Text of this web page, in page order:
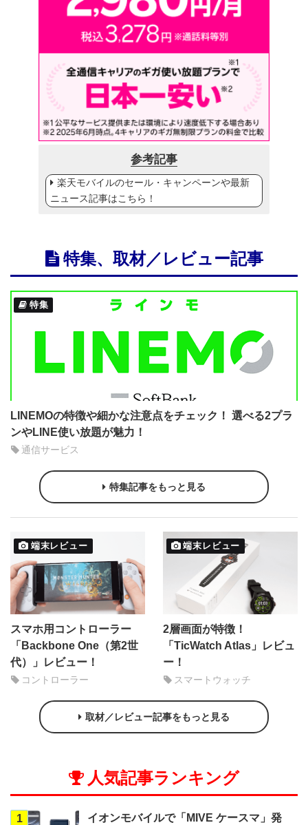
参考記事
楽天モバイルのセール・キャンペーンや最新
ニュース記事はこちら！
特集、取材／レビュー記事
特集
LINEMOの特徴や細かな注意点をチェック！ 選べる2プラ
ンやLINE使い放題が魅力！
通信サービス
特集記事をもっと見る
端末レビュー
スマホ用コントローラー
「Backbone One（第2世
代）」レビュー！
コントローラー
端末レビュー
2層画面が特徴！
「TicWatch Atlas」レビュ
ー！
スマートウォッチ
取材／レビュー記事をもっと見る
人気記事ランキング
1
イオンモバイルで「MIVE ケースマ」発